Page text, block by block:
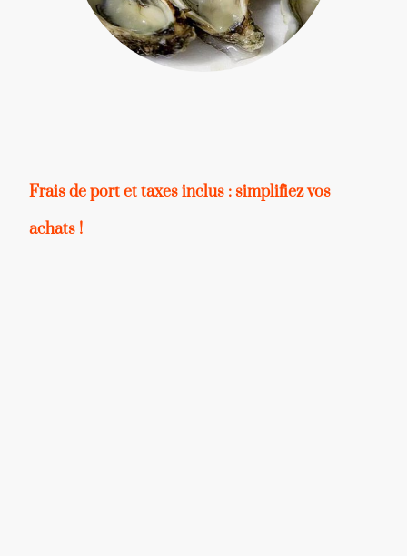
Frais de port et taxes inclus : simplifiez vos
achats !